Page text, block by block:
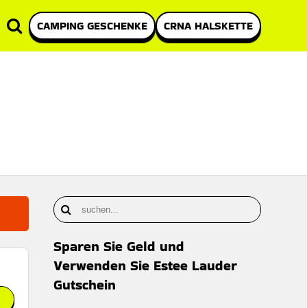
CAMPING GESCHENKE CRNA HALSKETTE
Sparen Sie Geld und
Verwenden Sie Estee Lauder
Gutschein